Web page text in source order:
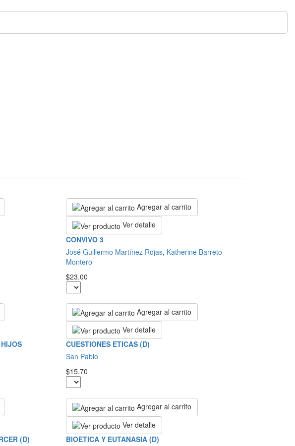
Agregar al carrito
Ver detalle
CONVIVO 3
José Guillermo Martínez Rojas, Katherine Barreto
Montero
$23.00
Agregar al carrito
Ver detalle
CUESTIONES ETICAS (D)
San Pablo
$15.70
(D)
Agregar al carrito
Ver detalle
BIOETICA Y EUTANASIA (D)